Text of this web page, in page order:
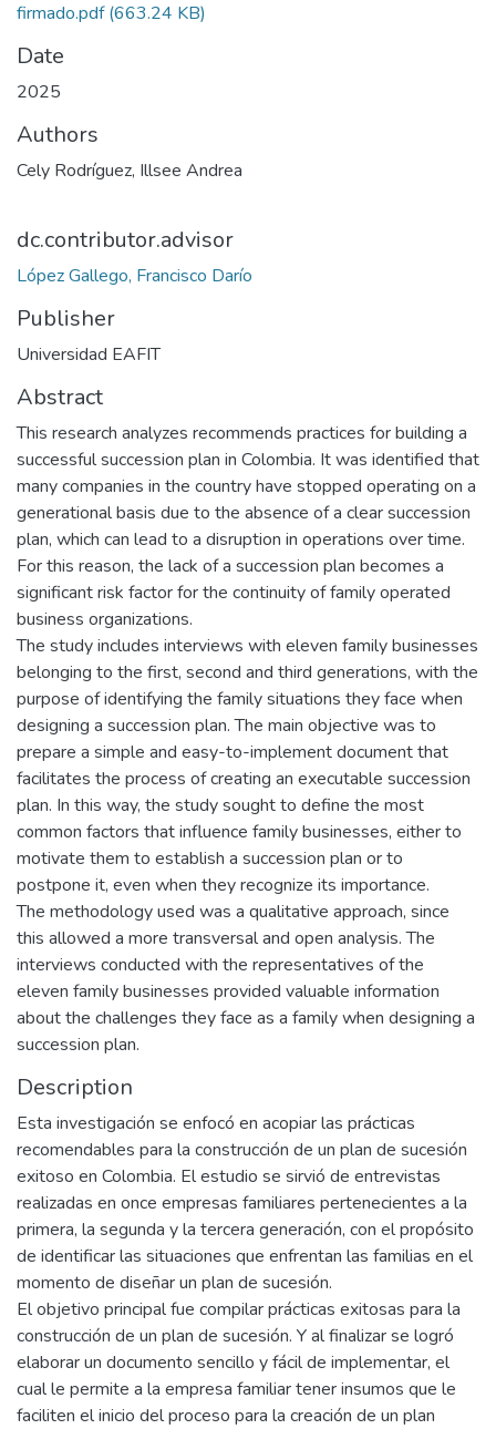
firmado.pdf(663.24 KB)
Date
2025
Authors
Cely Rodríguez, Illsee Andrea
dc.contributor.advisor
López Gallego, Francisco Darío
Publisher
Universidad EAFIT
Abstract
This research analyzes recommends practices for building a
successful succession plan in Colombia. It was identified that
many companies in the country have stopped operating on a
generational basis due to the absence of a clear succession
plan, which can lead to a disruption in operations over time.
For this reason, the lack of a succession plan becomes a
significant risk factor for the continuity of family operated
business organizations.
The study includes interviews with eleven family businesses
belonging to the first, second and third generations, with the
purpose of identifying the family situations they face when
designing a succession plan. The main objective was to
prepare a simple and easy-to-implement document that
facilitates the process of creating an executable succession
plan. In this way, the study sought to define the most
common factors that influence family businesses, either to
motivate them to establish a succession plan or to
postpone it, even when they recognize its importance.
The methodology used was a qualitative approach, since
this allowed a more transversal and open analysis. The
interviews conducted with the representatives of the
eleven family businesses provided valuable information
about the challenges they face as a family when designing a
succession plan.
Description
Esta investigación se enfocó en acopiar las prácticas
recomendables para la construcción de un plan de sucesión
exitoso en Colombia. El estudio se sirvió de entrevistas
realizadas en once empresas familiares pertenecientes a la
primera, la segunda y la tercera generación, con el propósito
de identificar las situaciones que enfrentan las familias en el
momento de diseñar un plan de sucesión.
El objetivo principal fue compilar prácticas exitosas para la
construcción de un plan de sucesión. Y al finalizar se logró
elaborar un documento sencillo y fácil de implementar, el
cual le permite a la empresa familiar tener insumos que le
faciliten el inicio del proceso para la creación de un plan